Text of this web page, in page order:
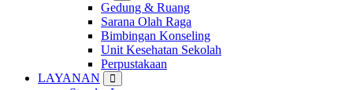
Gedung & Ruang
Sarana Olah Raga
Bimbingan Konseling
Unit Kesehatan Sekolah
Perpustakaan
LAYANAN